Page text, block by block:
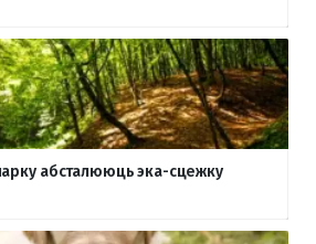
абсталююць эка-сцежку